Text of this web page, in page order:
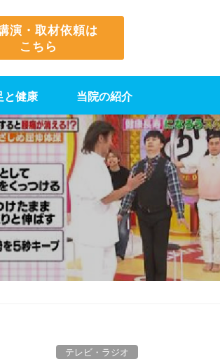
演・取材依頼は
こちら
と健康 当院の紹介
テレビ・ラジオ